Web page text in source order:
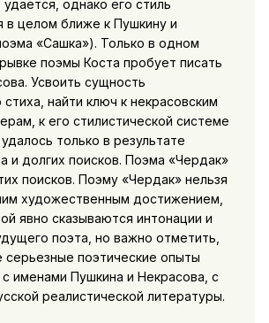
однако его стиль
в целом ближе к Пушкину и
«Сашка»). Только в одном
поэмы Коста пробует писать
Усвоить сущность
стиха, найти ключ к некрасовским
к его стилистической системе
только в результате
и долгих поисков. Поэма «Чердак»
поисков. Поэму «Чердак» нельзя
художественным достижением,
явно сказываются интонации и
поэта, но важно отметить,
поэтические опыты
с именами Пушкина и Некрасова, с
реалистической литературы.